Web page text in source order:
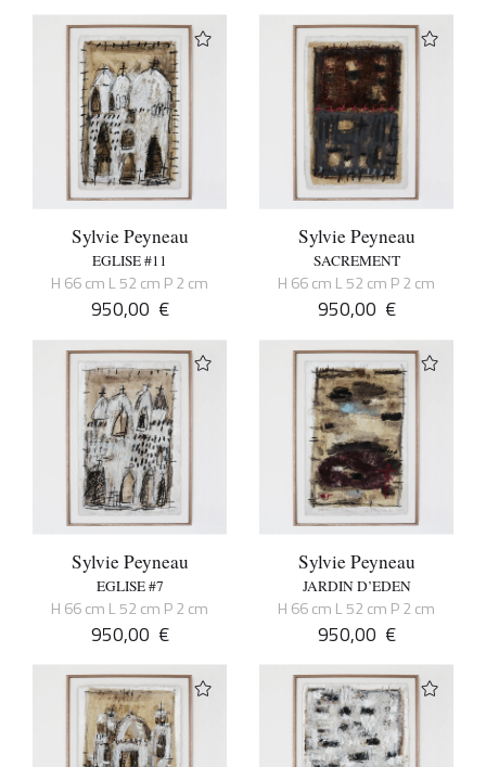
Sylvie Peyneau
EGLISE #11
H 66 cm L 52 cm P 2 cm
950,00 €
Sylvie Peyneau
SACREMENT
H 66 cm L 52 cm P 2 cm
950,00 €
Sylvie Peyneau
EGLISE #7
H 66 cm L 52 cm P 2 cm
950,00 €
Sylvie Peyneau
JARDIN D’EDEN
H 66 cm L 52 cm P 2 cm
950,00 €